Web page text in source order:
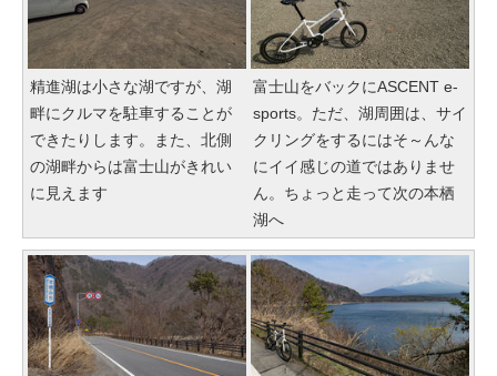
精進湖は小さな湖ですが、湖
畔にクルマを駐車することが
できたりします。また、北側
の湖畔からは富士山がきれい
に見えます
富士山をバックにASCENT e-
sports。ただ、湖周囲は、サイ
クリングをするにはそ～んな
にイイ感じの道ではありませ
ん。ちょっと走って次の本栖
湖へ